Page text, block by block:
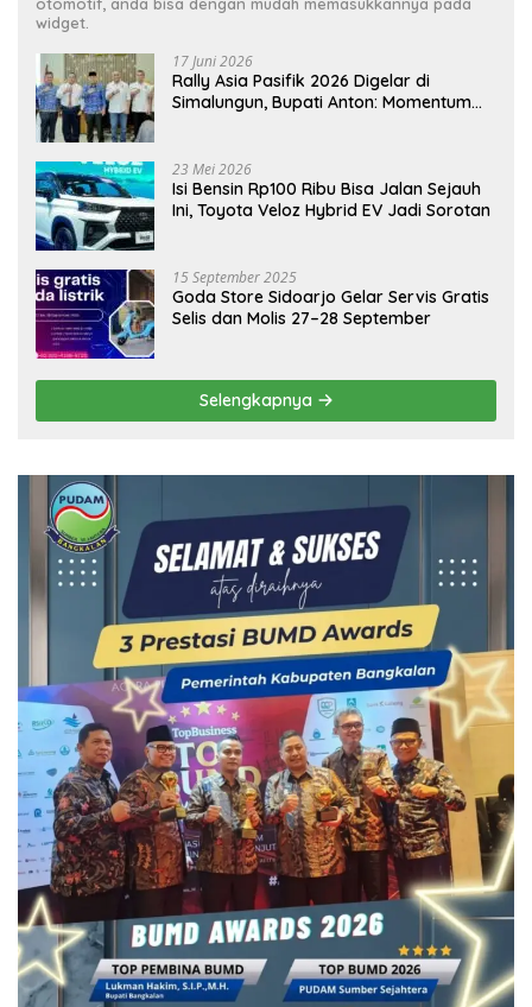
widget.
17 Juni 2026
Rally Asia Pasifik 2026 Digelar di
Simalungun, Bupati Anton: Momentum
23 Mei 2026
Isi Bensin Rp100 Ribu Bisa Jalan Sejauh
Ini, Toyota Veloz Hybrid EV Jadi Sorotan
15 September 2025
Goda Store Sidoarjo Gelar Servis Gratis
Selis dan Molis 27–28 September
Selengkapnya